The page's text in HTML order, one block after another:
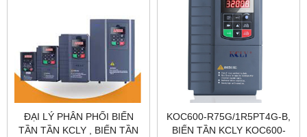
ĐẠI LÝ PHÂN PHỐI BIẾN
TẦN TẦN KCLY , BIẾN TẦN
KOC600-R75G/1R5PT4G-B,
BIẾN TẦN KCLY KOC600-